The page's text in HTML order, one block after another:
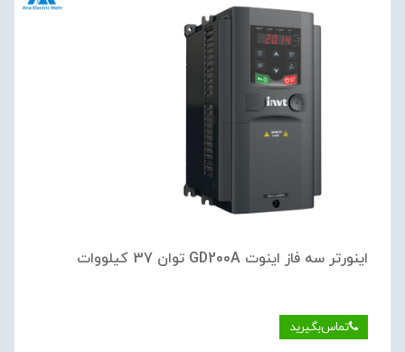
اینورتر سه فاز اینوت GD200A توان 37 کیلووات
تماس‌بگیرید